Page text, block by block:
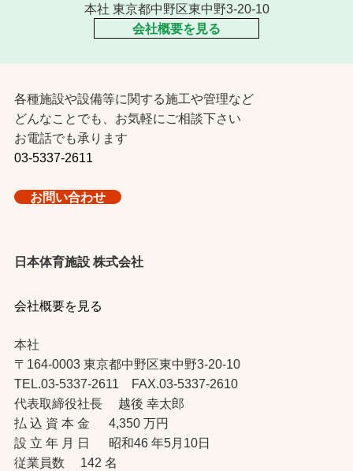
本社 東京都中野区東中野3-20-10
会社概要を見る
各種施設や設備等に関する施工や管理など
どんなことでも、お気軽にご相談下さい
お電話でも承ります
03-5337-2611
お問い合わせ
日本体育施設 株式会社
会社概要を見る
本社
〒164-0003 東京都中野区東中野3-20-10
TEL.03-5337-2611 FAX.03-5337-2610
代表取締役社長 越後 幸太郎
払 込 資 本 金 4,350 万円
設 立 年 月 日 昭和46 年5月10日
従業員数 142 名